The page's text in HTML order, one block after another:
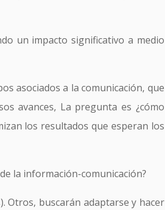
un impacto significativo a medio
asociados a la comunicación, que
avances, La pregunta es ¿cómo
los resultados que esperan los
la información-comunicación?
Otros, buscarán adaptarse y hacer